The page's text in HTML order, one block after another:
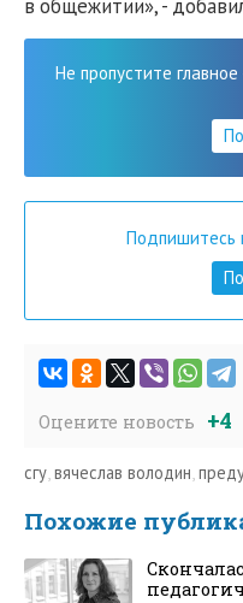
в общежитии», -
Не пропустите
Подпишитесь
Оцените новость +4
сгу,вячеслав володин,
Похожие